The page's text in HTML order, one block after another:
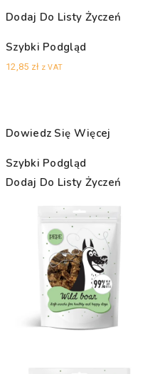
Dodaj Do Listy Życzeń
Szybki Podgląd
12,85 zł z VAT
Dowiedz Się Więcej
Szybki Podgląd
Dodaj Do Listy Życzeń